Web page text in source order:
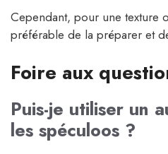
Cependant, pour une texture
préférable de la préparer et
Foire aux
Puis-je utiliser un
les spéculoos ?